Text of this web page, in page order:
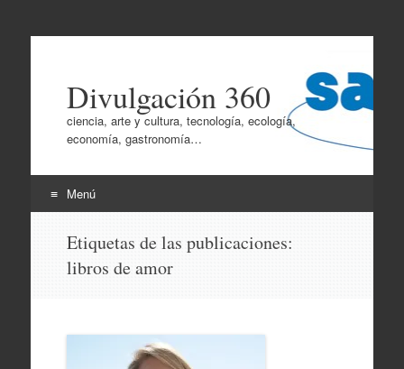
Divulgación 360
ciencia, arte y cultura, tecnología, ecología,
economía, gastronomía…
Menú
contenido
Etiquetas de las publicaciones:
libros de amor